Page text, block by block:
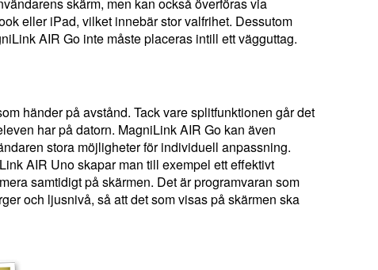
eller iPad, vilket innebär stor valfrihet. Dessutom
AIR Go inte måste placeras intill ett vägguttag.
händer på avstånd. Tack vare splitfunktionen går det
har på datorn. MagniLink AIR Go kan även
stora möjligheter för individuell anpassning.
AIR Uno skapar man till exempel ett effektivt
samtidigt på skärmen. Det är programvaran som
och ljusnivå, så att det som visas på skärmen ska